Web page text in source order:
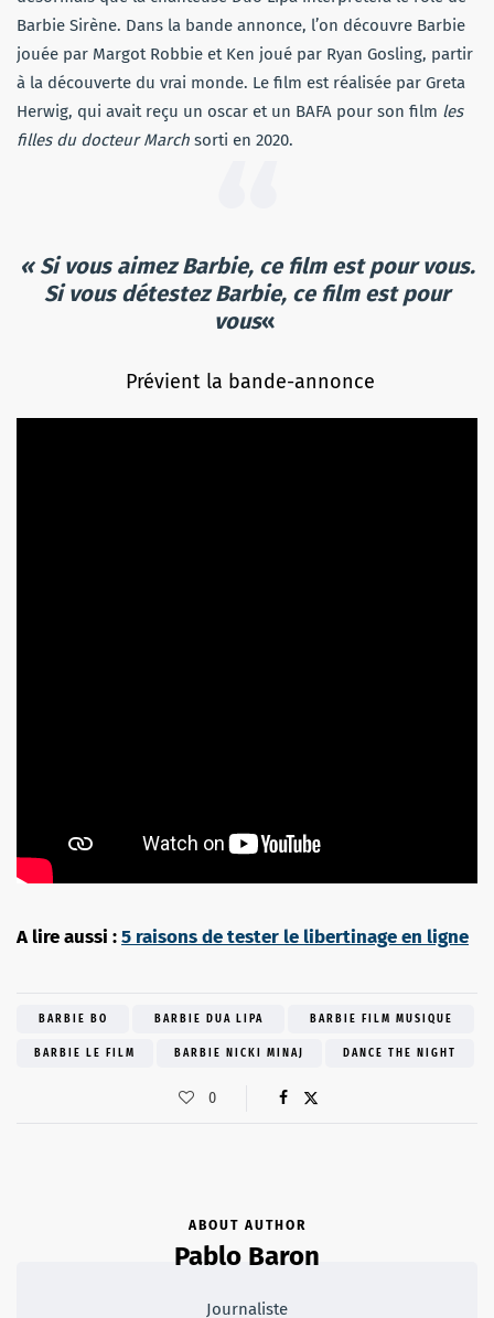
Barbie Sirène. Dans la bande annonce, l’on découvre Barbie
jouée par Margot Robbie et Ken joué par Ryan Gosling, partir
à la découverte du vrai monde. Le film est réalisée par Greta
Herwig, qui avait reçu un oscar et un BAFA pour son film les
filles du docteur March sorti en 2020.
« Si vous aimez Barbie, ce film est pour vous.
Si vous détestez Barbie, ce film est pour
vous«
Prévient la bande-annonce
A lire aussi :5 raisons de tester le libertinage en ligne
BARBIE BO BARBIE DUA LIPA BARBIE FILM MUSIQUE
BARBIE LE FILM BARBIE NICKI MINAJ DANCE THE NIGHT
0
ABOUT AUTHOR
Pablo Baron
Journaliste